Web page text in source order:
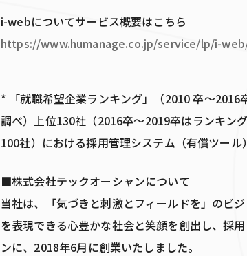
i-webについてサービス概要はこちら
https://www.humanage.co.jp/service/lp/i-
* 「就職希望企業ランキング」（2010 卒～
調べ）上位130社（2016卒～2019卒はランキン
100社）における採用管理システム（有償ツール
■株式会社テックオーシャンについて
当社は、「気づきと刺激とフィールドを」のビ
を表現できる心豊かな社会と笑顔を創出し、採
ンに、2018年6月に創業いたしました。